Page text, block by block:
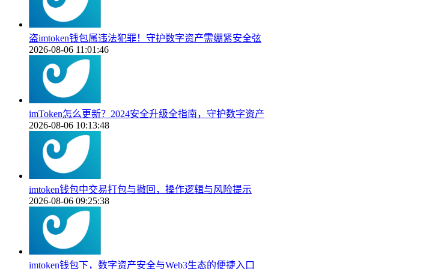
盗imtoken钱包属违法犯罪！守护数字资产需绷紧安全弦
2026-08-06 11:01:46
imToken怎么更新？2024安全升级全指南，守护数字资产
2026-08-06 10:13:48
imtoken钱包中交易打包与撤回，操作逻辑与风险提示
2026-08-06 09:25:38
imtoken钱包下，数字资产安全与Web3生态的便捷入口